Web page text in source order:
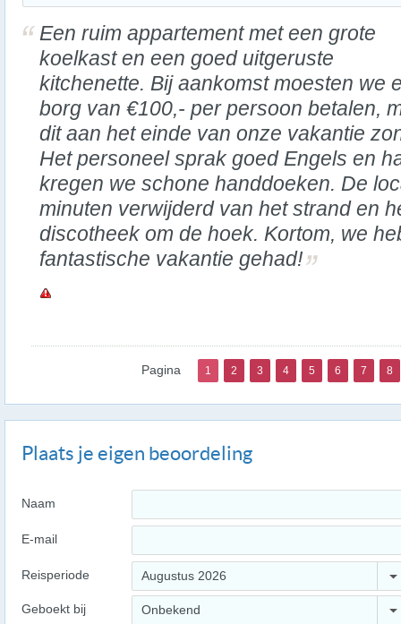
Een ruim appartement met een grote
koelkast en een goed uitgeruste
kitchenette. Bij aankomst moesten we
borg van €100,- per persoon betalen,
dit aan het einde van onze vakantie
Het personeel sprak goed Engels en
kregen we schone handdoeken. De
minuten verwijderd van het strand en
discotheek om de hoek. Kortom, we
fantastische vakantie gehad!
Pagina 1 2 3 4 5 6 7 8
Plaats je eigen beoordeling
Naam
E-mail
Reisperiode Augustus 2026
Geboekt bij Onbekend